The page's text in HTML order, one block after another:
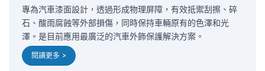
專為汽車漆面設計，透過形成物理屏障，有效抵禦刮擦、碎
石、酸雨腐蝕等外部損傷，同時保持車輛原有的色澤和光
澤。是目前應用最廣泛的汽車外飾保護解決方案。
閱讀更多 >